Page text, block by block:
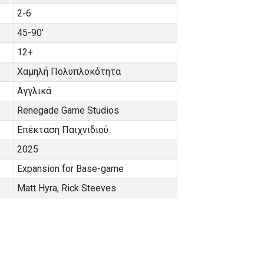
2-6
45-90'
12+
Χαμηλή Πολυπλοκότητα
Αγγλικά
Renegade Game Studios
Επέκταση Παιχνιδιού
2025
Expansion for Base-game
Matt Hyra, Rick Steeves